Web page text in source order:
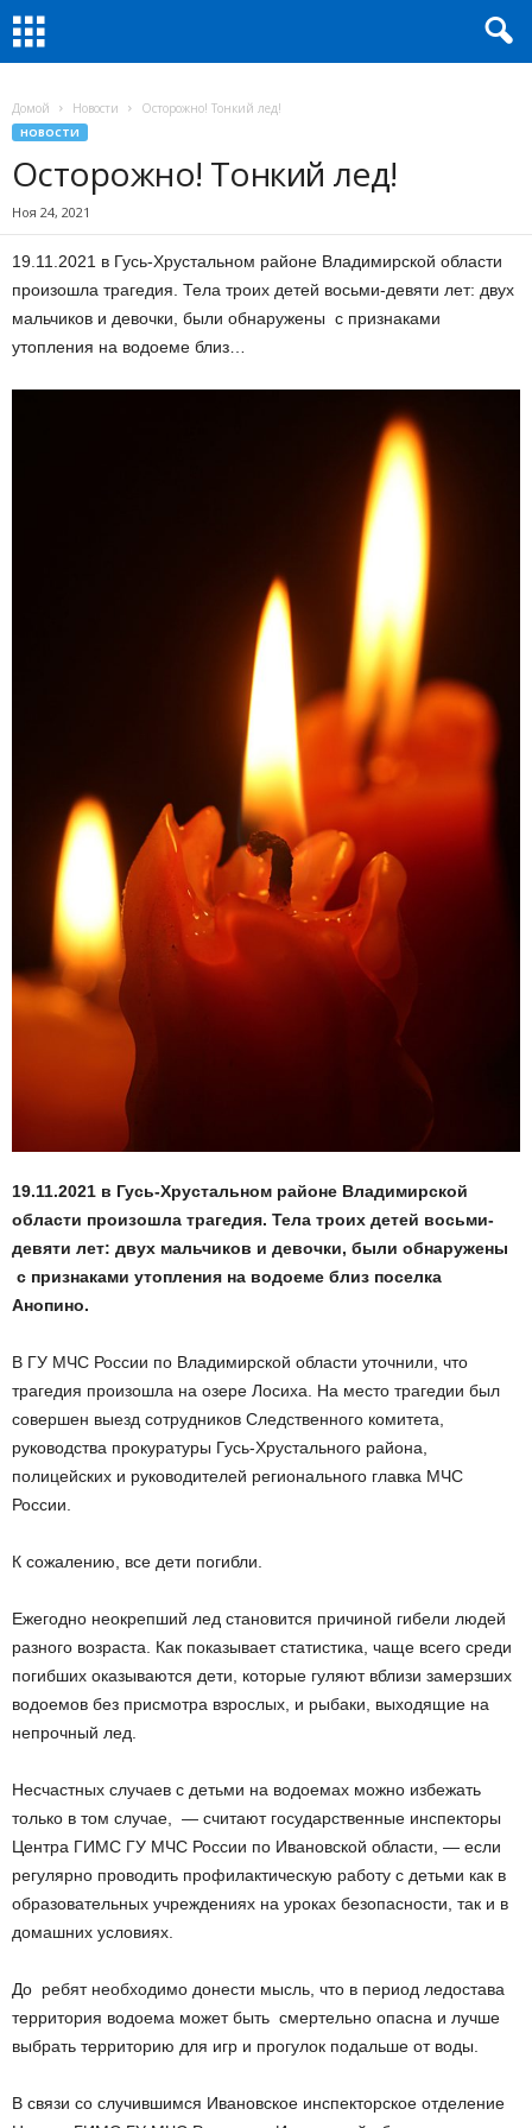
Домой Новости Осторожно! Тонкий лед!
НОВОСТИ
Осторожно! Тонкий лед!
Ноя 24, 2021
19.11.2021 в Гусь-Хрустальном районе Владимирской области
произошла трагедия. Тела троих детей восьми-девяти лет: двух
мальчиков и девочки, были обнаружены с признаками
утопления на водоеме близ…
19.11.2021 в Гусь-Хрустальном районе Владимирской
области произошла трагедия. Тела троих детей восьми-
девяти лет: двух мальчиков и девочки, были обнаружены
с признаками утопления на водоеме близ поселка
Анопино.
В ГУ МЧС России по Владимирской области уточнили, что
трагедия произошла на озере Лосиха. На место трагедии был
совершен выезд сотрудников Следственного комитета,
руководства прокуратуры Гусь-Хрустального района,
полицейских и руководителей регионального главка МЧС
России.
К сожалению, все дети погибли.
Ежегодно неокрепший лед становится причиной гибели людей
разного возраста. Как показывает статистика, чаще всего среди
погибших оказываются дети, которые гуляют вблизи замерзших
водоемов без присмотра взрослых, и рыбаки, выходящие на
непрочный лед.
Несчастных случаев с детьми на водоемах можно избежать
только в том случае, — считают государственные инспекторы
Центра ГИМС ГУ МЧС России по Ивановской области, — если
регулярно проводить профилактическую работу с детьми как в
образовательных учреждениях на уроках безопасности, так и в
домашних условиях.
До ребят необходимо донести мысль, что в период ледостава
территория водоема может быть смертельно опасна и лучше
выбрать территорию для игр и прогулок подальше от воды.
В связи со случившимся Ивановское инспекторское отделение